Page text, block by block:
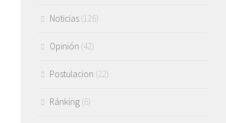
Noticias (126)
Opinión (42)
Postulacion (22)
Ránking (6)